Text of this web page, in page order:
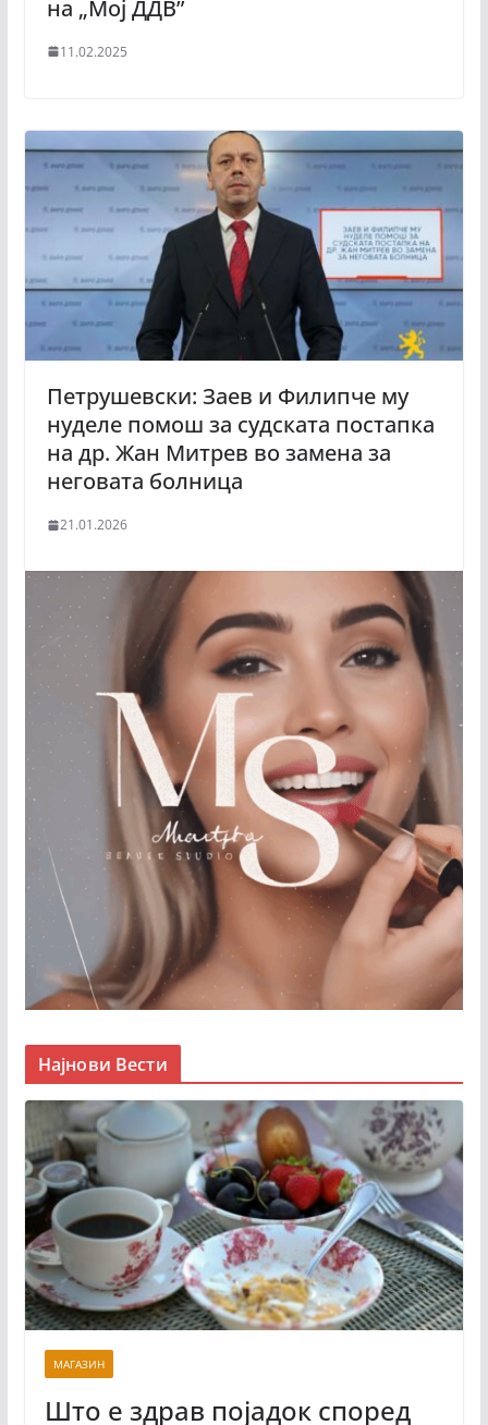
на „Мој ДДВ”
11.02.2025
Петрушевски: Заев и Филипче му
нуделе помош за судската постапка
на др. Жан Митрев во замена за
неговата болница
21.01.2026
Најнови Вести
МАГАЗИН
Што е здрав појадок според